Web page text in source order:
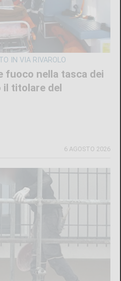
IN VIA RIVAROLO
fuoco nella tasca dei
il titolare del
6 AGOSTO 2026